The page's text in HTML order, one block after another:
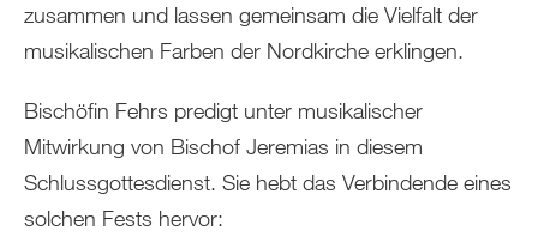
zusammen und lassen gemeinsam die Vielfalt der
musikalischen Farben der Nordkirche erklingen.
Bischöfin Fehrs predigt unter musikalischer
Mitwirkung von Bischof Jeremias in diesem
Schlussgottesdienst. Sie hebt das Verbindende eines
solchen Fests hervor: